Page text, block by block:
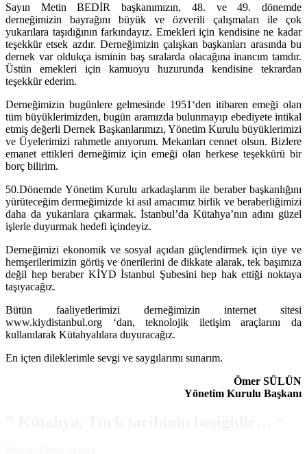
Sayın Metin BEDİR başkanımızın, 48. ve 49. dönemde
derneğimizin bayrağını büyük ve özverili çalışmaları ile çok
yukarılara taşıdığının farkındayız. Emekleri için kendisine ne kadar
teşekkür etsek azdır. Derneğimizin çalışkan başkanları arasında bu
dernek var oldukça isminin baş sıralarda olacağına inancım tamdır.
Üstün emekleri için kamuoyu huzurunda kendisine tekrardan
teşekkür ederim.
Derneğimizin bugünlere gelmesinde 1951‘den itibaren emeği olan
tüm büyüklerimizden, bugün aramızda bulunmayıp ebediyete intikal
etmiş değerli Dernek Başkanlarımızı, Yönetim Kurulu büyüklerimizi
ve Üyelerimizi rahmetle anıyorum. Mekanları cennet olsun. Bizlere
emanet ettikleri derneğimiz için emeği olan herkese teşekkürü bir
borç bilirim.
50.Dönemde Yönetim Kurulu arkadaşlarım ile beraber başkanlığını
yürüteceğim dermeğimizde ki asıl amacımız birlik ve beraberliğimizi
daha da yukarılara çıkarmak. İstanbul’da Kütahya’nın adını güzel
işlerle duyurmak hedefi içindeyiz.
Derneğimizi ekonomik ve sosyal açıdan güçlendirmek için üye ve
hemşerilerimizin görüş ve önerilerini de dikkate alarak, tek başımıza
değil hep beraber KİYD İstanbul Şubesini hep hak ettiği noktaya
taşıyacağız.
Bütün faaliyetlerimizi derneğimizin internet sitesi
www.kiydistanbul.org ‘dan, teknolojik iletişim araçlarını da
kullanılarak Kütahyalılara duyuracağız.
En içten dileklerimle sevgi ve saygılarımı sunarım.
Ömer SÜLÜN
Yönetim Kurulu Başkanı